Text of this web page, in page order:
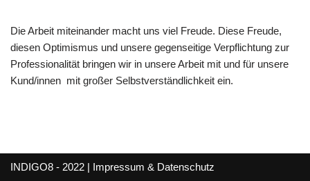
Die Arbeit miteinander macht uns viel Freude. Diese Freude,
diesen Optimismus und unsere gegenseitige Verpflichtung zur
Professionalität bringen wir in unsere Arbeit mit und für unsere
Kund/innen mit großer Selbstverständlichkeit ein.
INDIGO8 - 2022 | Impressum & Datenschutz